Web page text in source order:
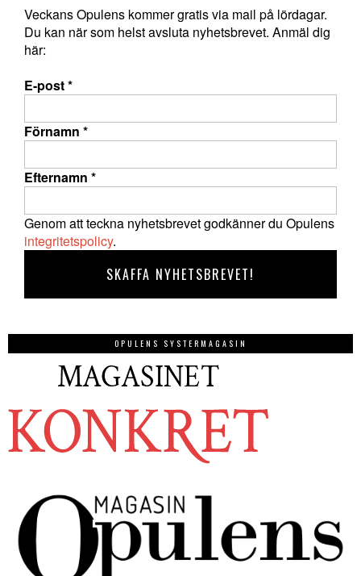
Veckans Opulens kommer gratis via mail på lördagar.
Du kan när som helst avsluta nyhetsbrevet. Anmäl dig
här:
E-post*
Förnamn *
Efternamn *
Genom att teckna nyhetsbrevet godkänner du Opulens
integritetspolicy.
OPULENS SYSTERMAGASIN